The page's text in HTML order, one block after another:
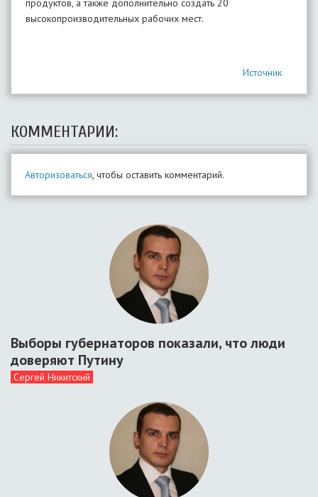
продуктов, а также дополнительно создать 20
высокопроизводительных рабочих мест.
Источник
КОММЕНТАРИИ:
Авторизоваться, чтобы оставить комментарий.
Выборы губернаторов показали, что люди
доверяют Путину
Сергей Никитский